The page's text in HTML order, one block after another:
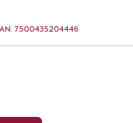
7500435204446